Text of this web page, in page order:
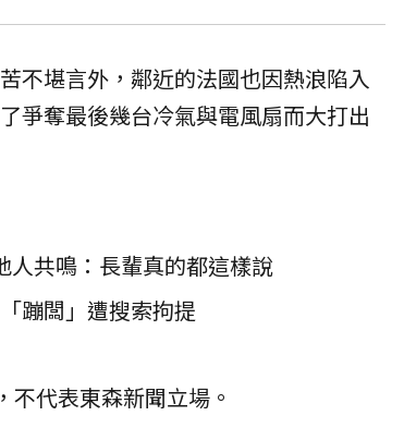
不堪言外，鄰近的法國也因熱浪陷入
爭奪最後幾台冷氣與電風扇而大打出
共鳴：長輩真的都這樣說
蹦闆」遭搜索拘提
不代表東森新聞立場。